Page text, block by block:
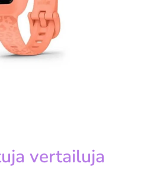
vertailuja